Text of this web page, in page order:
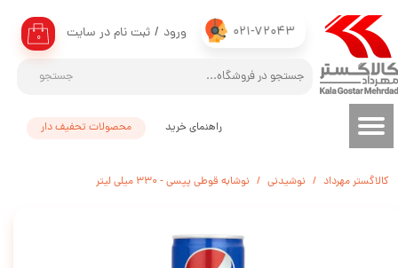
021-72043
جستجو
۰ ورود / ثبت نام در سایت
حساب کاربری من
تغییر گذر واژه
سفارشات
محصولات تحفیف دار راهنمای خرید
کالاگستر مهرداد نوشیدنی نوشابه قوطی پپسی - 330 میلی لیتر